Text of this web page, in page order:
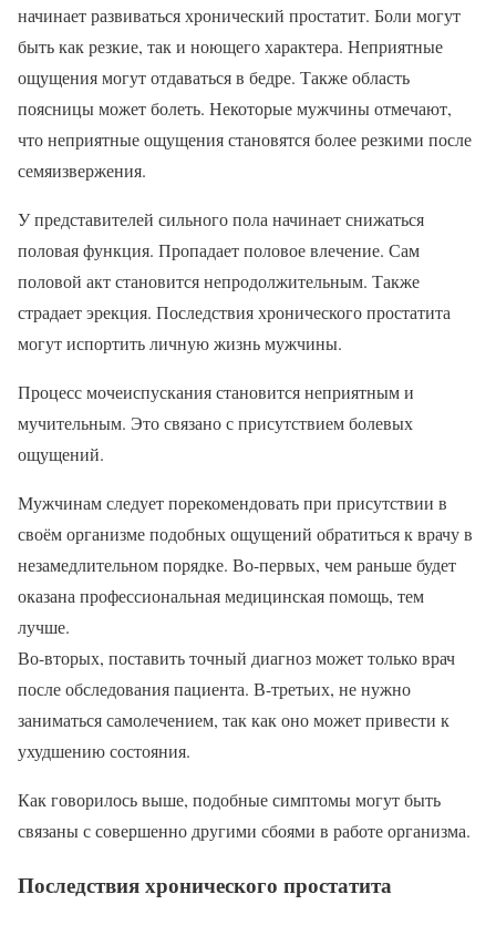
начинает развиваться хронический простатит. Боли могут
быть как резкие, так и ноющего характера. Неприятные
ощущения могут отдаваться в бедре. Также область
поясницы может болеть. Некоторые мужчины отмечают,
что неприятные ощущения становятся более резкими после
семяизвержения.
У представителей сильного пола начинает снижаться
половая функция. Пропадает половое влечение. Сам
половой акт становится непродолжительным. Также
страдает эрекция. Последствия хронического простатита
могут испортить личную жизнь мужчины.
Процесс мочеиспускания становится неприятным и
мучительным. Это связано с присутствием болевых
ощущений.
Мужчинам следует порекомендовать при присутствии в
своём организме подобных ощущений обратиться к врачу в
незамедлительном порядке. Во-первых, чем раньше будет
оказана профессиональная медицинская помощь, тем
лучше.
Во-вторых, поставить точный диагноз может только врач
после обследования пациента. В-третьих, не нужно
заниматься самолечением, так как оно может привести к
ухудшению состояния.
Как говорилось выше, подобные симптомы могут быть
связаны с совершенно другими сбоями в работе организма.
Последствия хронического простатита